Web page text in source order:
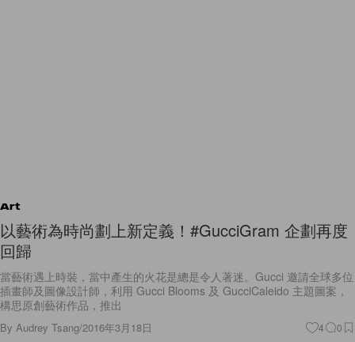
Art
以藝術為時尚劃上新定義！#GucciGram 企劃再度
回歸
當藝術遇上時裝，當中產生的火花是總是令人著迷。Gucci 邀請全球多位
插畫師及圖像設計師，利用 Gucci Blooms 及 GucciCaleido 主題圖案，
構思原創藝術作品，推出
By Audrey Tsang/2016年3月18日 4 0